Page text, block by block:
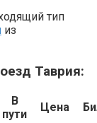
тип
из
Таврия:
В
пути
Цена